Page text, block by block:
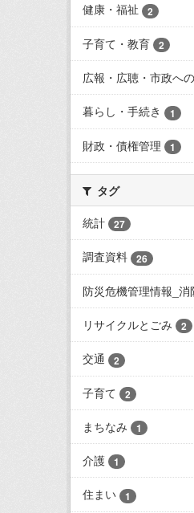
健康・福祉 2
子育て・教育 2
広報・広聴・市政へ
暮らし・手続き 1
財政・債権管理 1
タグ
統計
27
調査資料 26
防災危機管理情報_消
リサイクルとごみ 2
交通 2
子育て 2
まちなみ 1
介護 1
住まい 1